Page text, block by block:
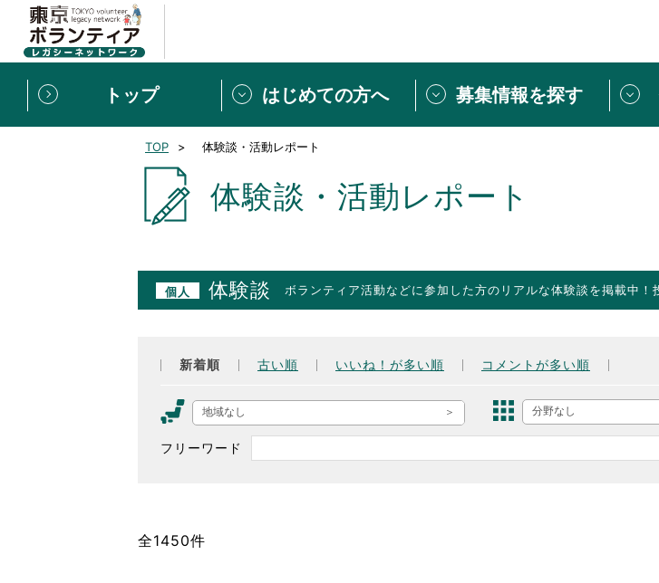
トップ はじめての方へ
新規登録 ボランティアをしたい方は「個人ユーザー登録」
東京ボランティアレガシーネットワークとは
募集情報を探す
募集情報
[個人] 体験談
ボランティアの広場
新着記事一覧
東京2020大会の軌跡
TOP 体験談・活動レポート
体験談・活動レポート
個人 体験談 ボランティア活動などに参加した方のリアルな体験談を掲載中！
新着順 古い順 いいね！が多い順 コメントが多い順
地域なし 分野なし
フリーワード
全1450件